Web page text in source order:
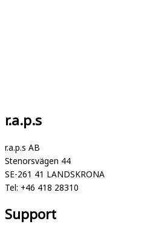
r.a.p.s
r.a.p.s AB
Stenorsvägen 44
SE-261 41 LANDSKRONA
Tel: +46 418 28310
Support